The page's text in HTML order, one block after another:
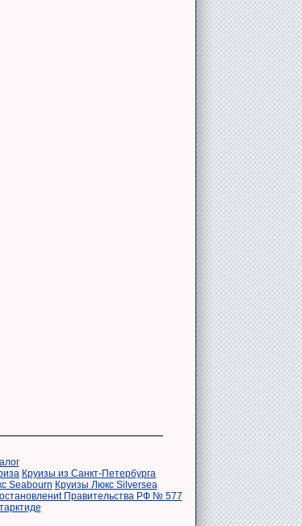
Круизы из Санкт-Петербурга
Seabourn Круизы Люкс Silversea
Правительства РФ № 577